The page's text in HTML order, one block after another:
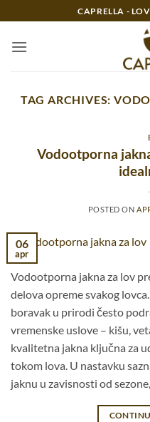
na
sadržaj
CAPRELLA -
TAG ARCHIVES:
Vodootporna
POSTED ON
06
apr
Vodootporna jakna za lov
delova opreme svakog
boravak u prirodi često
vremenske uslove – kišu,
kvalitetna jakna ključna za
tokom lova. U nastavku
jaknu u zavisnosti od